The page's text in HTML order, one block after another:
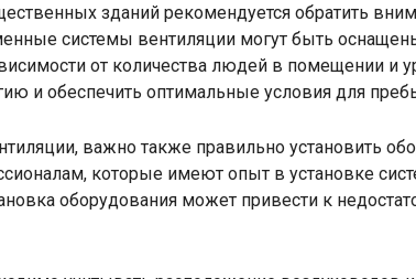
зданий рекомендуется обратить
системы вентиляции могут быть
от количества людей в помещении и
и обеспечить оптимальные условия для
важно также правильно установить
которые имеют опыт в установке
оборудования может привести к